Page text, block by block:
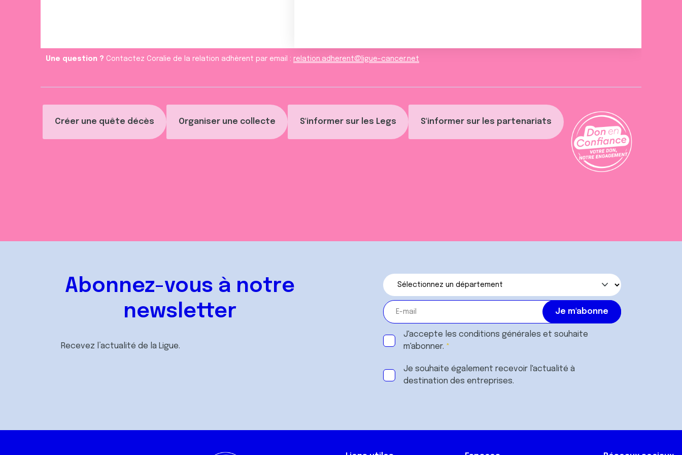
Créer une quête décès Organiser une collecte S'informer sur les Legs S'informer sur les partenariats
Une question ? Contactez Coralie de la relation adhèrent par email : relation.adherent@ligue-cancer.net
Abonnez-vous à notre
newsletter
Recevez l’actualité de la Ligue.
J'accepte les conditions générales et souhaite
m'abonner.
Je souhaite également recevoir l'actualité à
destination des entreprises.